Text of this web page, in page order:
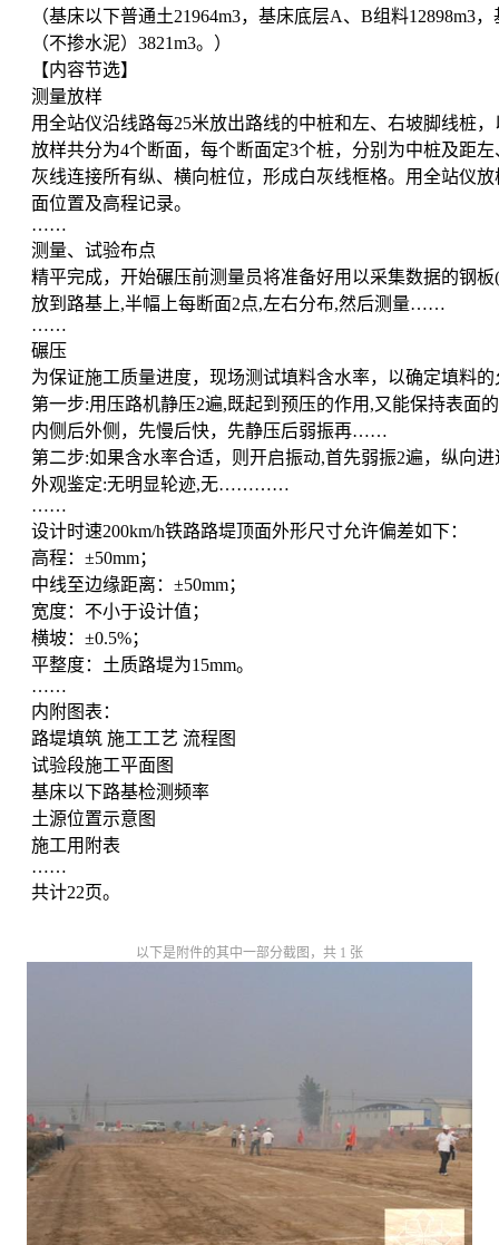
（基床以下普通土21964m3，基床底层A、B组料12898m3
（不掺水泥）3821m3。）
【内容节选】
测量放样
用全站仪沿线路每25米放出路线的中桩和左、右坡脚线桩
放样共分为4个断面，每个断面定3个桩，分别为中桩及距
灰线连接所有纵、横向桩位，形成白灰线框格。用全站仪
面位置及高程记录。
……
测量、试验布点
精平完成，开始碾压前测量员将准备好用以采集数据的钢板
放到路基上,半幅上每断面2点,左右分布,然后测量……
……
碾压
为保证施工质量进度，现场测试填料含水率，以确定填料
第一步:用压路机静压2遍,既起到预压的作用,又能保持表面
内侧后外侧，先慢后快，先静压后弱振再……
第二步:如果含水率合适，则开启振动,首先弱振2遍，纵向
外观鉴定:无明显轮迹,无…………
……
设计时速200km/h铁路路堤顶面外形尺寸允许偏差如下：
高程：±50mm；
中线至边缘距离：±50mm；
宽度：不小于设计值；
横坡：±0.5%；
平整度：土质路堤为15mm。
……
内附图表：
路堤填筑 施工工艺 流程图
试验段施工平面图
基床以下路基检测频率
土源位置示意图
施工用附表
……
共计22页。
以下是附件的其中一部分截图，共 1 张